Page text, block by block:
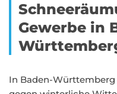
Gewerbe in
In Baden-